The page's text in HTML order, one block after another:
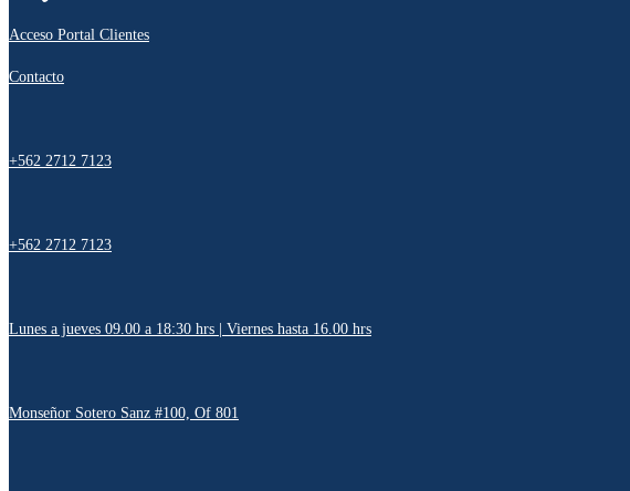
Acceso Portal Clientes
Contacto
+562 2712 7123
+562 2712 7123
Lunes a jueves 09.00 a 18:30 hrs | Viernes hasta 16.00 hrs
Monseñor Sotero Sanz #100, Of 801